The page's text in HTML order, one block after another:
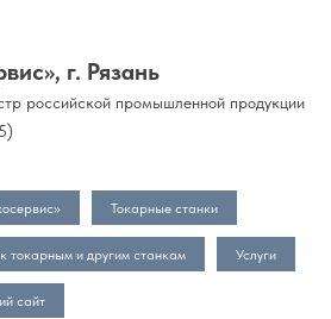
г. Рязань
российской промышленной продукции
Токарные станки
токарным и другим станкам Услуги
сайт